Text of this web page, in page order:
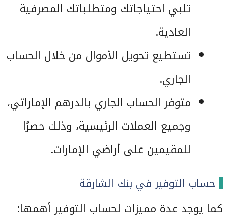
تلبي احتياجاتك ومتطلباتك المصرفية
العادية.
تستطيع تحويل الأموال من خلال الحساب
الجاري.
متوفر الحساب الجاري بالدرهم الإماراتي،
وجميع العملات الرئيسية، وذلك حصرًا
للمقيمين على أراضي الإمارات.
حساب التوفير في بنك الشارقة
كما يوجد عدة مميزات لحساب التوفير أهمها: